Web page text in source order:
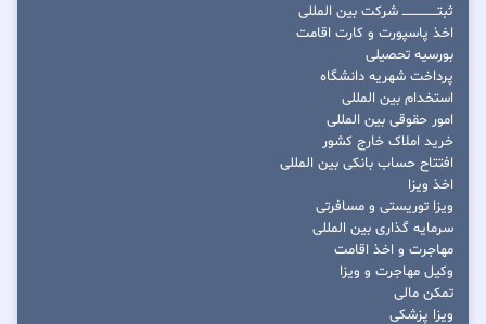
ثبتــــــــــــــــ شرکت بین المللی
اخذ پاسپورت و کارت اقامت
بورسیه تحصیلی
پرداخت شهریه دانشگاه
استخدام بین المللی
امور حقوقی بین المللی
خرید املاک خارج کشور
افتتاح حساب بانکی بین المللی
اخذ ویزا
ویزا توریستی و مسافرتی
سرمایه گذاری بین المللی
مهاجرت و اخذ اقامت
وکیل مهاجرت و ویزا
تمکن مالی
ویزا پزشکی